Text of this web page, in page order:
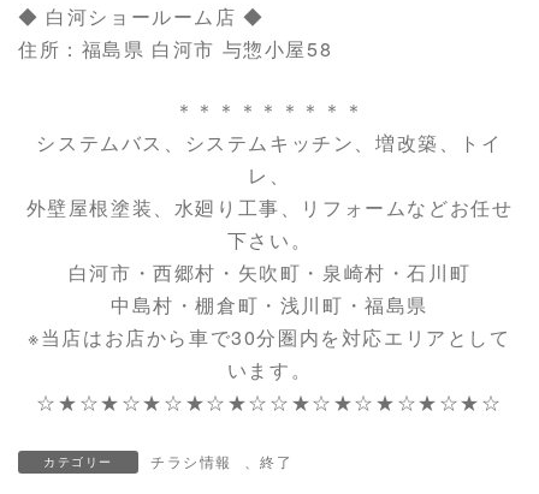
◆ 白河ショールーム店 ◆
住所：福島県 白河市 与惣小屋58
＊＊＊＊＊＊＊＊＊
システムバス、システムキッチン、増改築、トイ
レ、
外壁屋根塗装、水廻り工事、リフォームなどお任せ
下さい。
白河市・西郷村・矢吹町・泉崎村・石川町
中島村・棚倉町・浅川町・福島県
※当店はお店から車で30分圏内を対応エリアとして
います。
☆★☆★☆★☆★☆★☆☆★☆★☆★☆★☆★☆
カテゴリー チラシ情報 、終了